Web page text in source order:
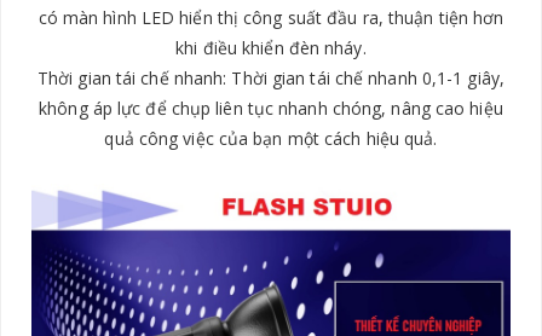
có màn hình LED hiển thị công suất đầu ra, thuận tiện hơn
khi điều khiển đèn nháy.
Thời gian tái chế nhanh: Thời gian tái chế nhanh 0,1-1 giây,
không áp lực để chụp liên tục nhanh chóng, nâng cao hiệu
quả công việc của bạn một cách hiệu quả.